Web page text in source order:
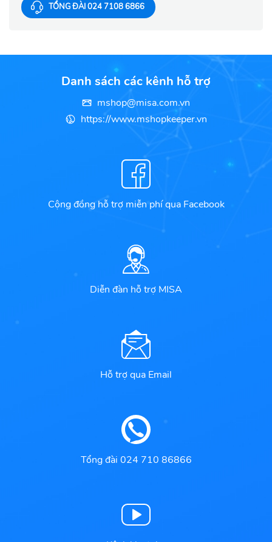
TỔNG ĐÀI 024 7108 6866
Danh sách các kênh hỗ trợ
mshop@misa.com.vn
https://www.mshopkeeper.vn
Cộng đồng hỗ trợ miễn phí qua Facebook
Diễn đàn hỗ trợ MISA
Hỗ trợ qua Email
Tổng đài 024 710 86866